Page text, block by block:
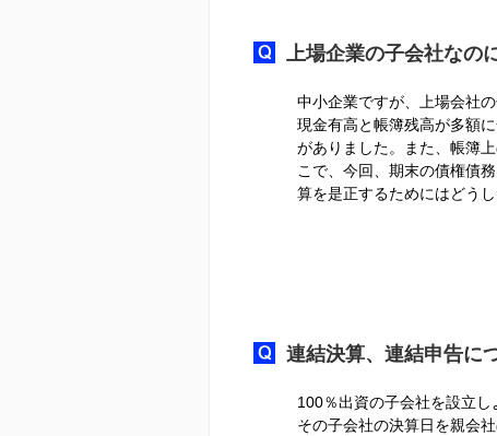
上場企業の子会社なの
中小企業ですが、上場会社
現金有高と帳簿残高が多額
がありました。また、帳簿
こで、今回、期末の債権債
算を是正するためにはどう
連結決算、連結申告に
100％出資の子会社を設立し
その子会社の決算日を親会